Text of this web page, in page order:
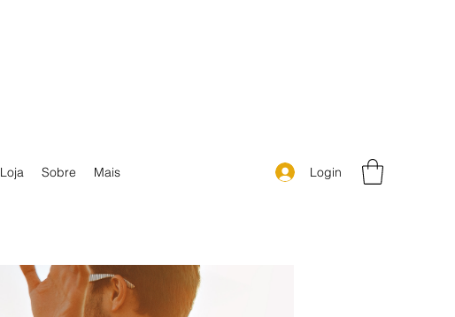
Loja Sobre Mais Login